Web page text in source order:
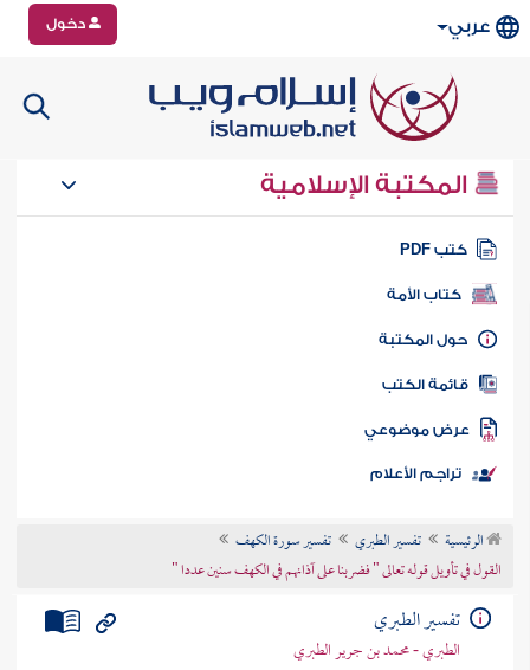
عربي دخول
المكتبة الإسلامية
كتب PDF
كتاب الأمة
المكتبة
الكتب
موضوعي
تراجم الأعلام
الرئيسية تفسير الطبري
تفسير سورة الكهف
القول في تأويل قوله تعالى " فضربنا على آذانهم في الكهف سنين عددا "
تفسير الطبري
الطبري - محمد بن جرير الطبري